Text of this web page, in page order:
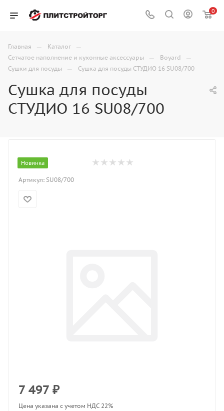
0
Главная — Каталог —
Сетчатое наполнение и кухонные аксессуары — Boyard —
Сушки для посуды — Сушка для посуды СТУДИО 16 SU08/700
Сушка для посуды
СТУДИО 16 SU08/700
Новинка
Артикул: SU08/700
7 497 ₽
Цена указана с учетом НДС 22%